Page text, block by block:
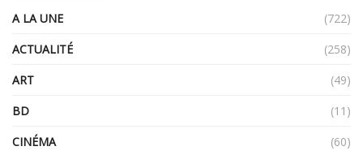
A LA UNE
(722)
ACTUALITÉ
(258)
ART
(49)
BD
(11)
CINÉMA
(60)